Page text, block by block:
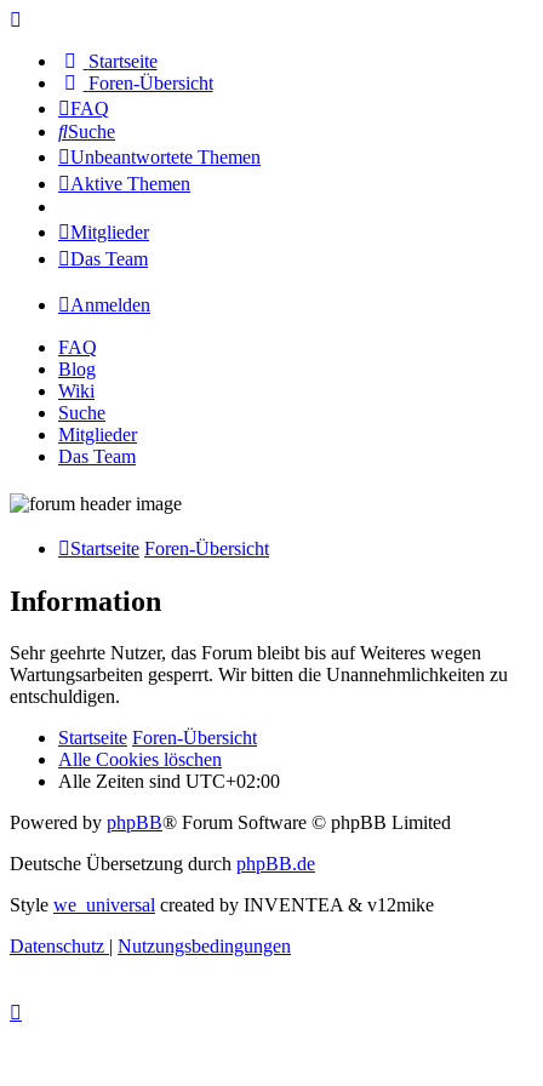
Startseite
Foren-Übersicht
FAQ
Suche
Unbeantwortete Themen
Aktive Themen
Mitglieder
Das Team
Anmelden
FAQ
Blog
Wiki
Suche
Mitglieder
Das Team
Startseite Foren-Übersicht
Information
Sehr geehrte Nutzer, das Forum bleibt bis auf Weiteres wegen
Wartungsarbeiten gesperrt. Wir bitten die Unannehmlichkeiten zu
entschuldigen.
Startseite Foren-Übersicht
Alle Cookies löschen
Alle Zeiten sind UTC+02:00
Powered by phpBB® Forum Software © phpBB Limited
Deutsche Übersetzung durch phpBB.de
Style we_universal created by INVENTEA & v12mike
Datenschutz | Nutzungsbedingungen